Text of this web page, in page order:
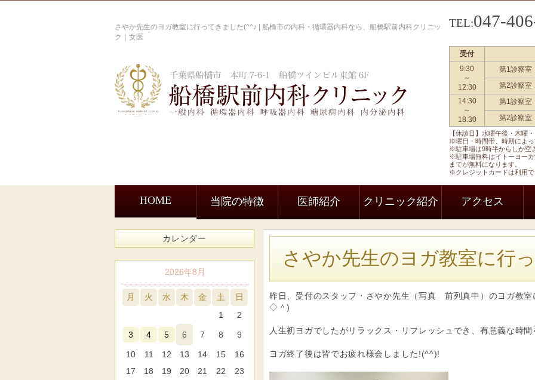
さやか先生のヨガ教室に行ってきました(^^♪ | 船橋市の内科・循環器内科なら、船橋駅前内科クリニッ
ク｜女医
船橋駅前内科クリニック 一般内
TEL:047-
【休診日】水曜午後・木曜
※曜日・時間帯、時期によっ
※駐車場は9時半からしか空
※駐車場無料はイトーヨー
までが無料になります。
※クレジットカードは利用で
受付
9:30
～
12:30
第1診察室
第2診察室
14:30
～
18:30
第1診察室
第2診察室
HOME 当院の特徴 医師紹介 クリニック紹介 アクセス
さやか先生のヨガ教室に行
昨日、受付のスタッフ・さやか先生（写真 前列真中）のヨガ教室
◇＾)
人生初ヨガでしたがリラックス・リフレッシュでき、有意義な時間
ヨガ終了後は皆でお疲れ様会しました!(^^)!
カレンダー
2026年8月
月 火 水 木 金 土
日
1
2
3 4 5 6 7 8 9
10 11 12 13 14 15
16
17
18 19 20 21 22
23